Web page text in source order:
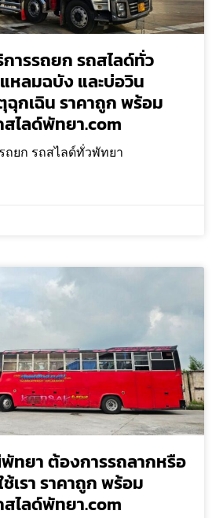
ารรถยก รถสไลด์ทั่ว
หลมฉบัง และบ่อวิน
กเฉิน ราคาถูก พร้อม
สไลด์พัทยา.com
ถยก รถสไลด์ทั่วพัทยา
ทยา ต้องการรถลากหรือ
เรา ราคาถูก พร้อม
สไลด์พัทยา.com